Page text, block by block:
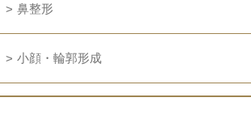
鼻整形
小顔・輪郭形成